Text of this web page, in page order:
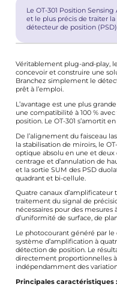
Le OT-301 Position
et le plus précis de traiter
détecteur de position
Véritablement plug-and-play,
concevoir et construire une
Branchez simplement le
prêt à l’emploi.
L’avantage est une plus
une compatibilité à 100 %
position. Le OT-301 s’amortit
De l’alignement du faisceau
la stabilisation de miroirs, le
optique absolu en une et
centrage et d’annulation de
et la sortie SUM des PSD
quadrant et bi-cellule.
Quatre canaux
traitement du signal de
nécessaires pour des mesures
d’uniformité de surface, de
Le photocourant généré par
système d’amplification à
détection de position. Le
directement proportionnelles
indépendamment des
Principales caractéristiques :